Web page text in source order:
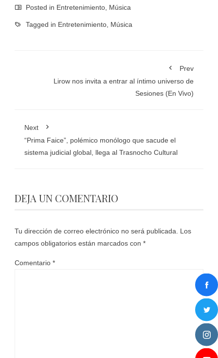
Posted in Entretenimiento, Música
Tagged in Entretenimiento, Música
Prev
Lirow nos invita a entrar al íntimo universo de
Sesiones (En Vivo)
Next
“Prima Faice”, polémico monólogo que sacude el
sistema judicial global, llega al Trasnocho Cultural
DEJA UN COMENTARIO
Tu dirección de correo electrónico no será publicada. Los
campos obligatorios están marcados con *
Comentario *